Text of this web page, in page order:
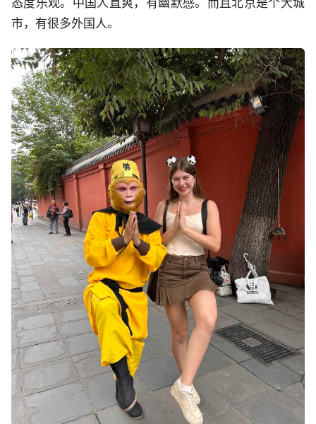
态度乐观。中国人直爽，有幽默感。而且北京是个大城
市，有很多外国人。